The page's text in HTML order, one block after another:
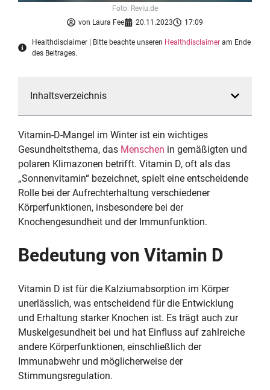
von Laura Fee 20.11.2023 17:09
Foto: Reviu.de
Healthdisclaimer | Bitte beachte unseren Healthdisclaimeram Ende
des Beitrages.
Inhaltsverzeichnis
Vitamin-D-Mangel im Winter ist ein wichtiges
Gesundheitsthema, das Menschen in gemäßigten und
polaren Klimazonen betrifft. Vitamin D, oft als das
„Sonnenvitamin“ bezeichnet, spielt eine entscheidende
Rolle bei der Aufrechterhaltung verschiedener
Körperfunktionen, insbesondere bei der
Knochengesundheit und der Immunfunktion.
Bedeutung von Vitamin D
Vitamin D ist für die Kalziumabsorption im Körper
unerlässlich, was entscheidend für die Entwicklung
und Erhaltung starker Knochen ist. Es trägt auch zur
Muskelgesundheit bei und hat Einfluss auf zahlreiche
andere Körperfunktionen, einschließlich der
Immunabwehr und möglicherweise der
Stimmungsregulation.